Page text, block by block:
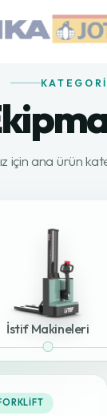
için ana ürün
İstif Makineleri